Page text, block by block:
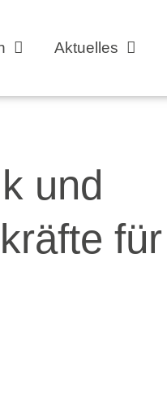
Aktuelles
und
für